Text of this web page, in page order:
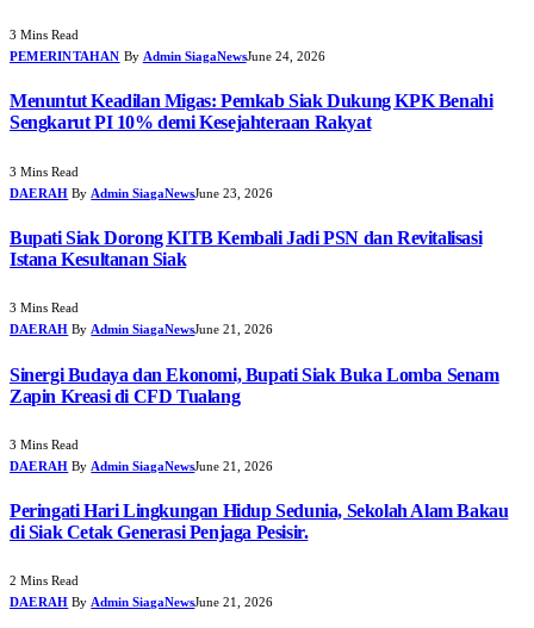
3 Mins Read
PEMERINTAHAN By Admin SiagaNewsJune 24, 2026
Menuntut Keadilan Migas: Pemkab Siak Dukung KPK Benahi
Sengkarut PI 10% demi Kesejahteraan Rakyat
3 Mins Read
DAERAH By Admin SiagaNewsJune 23, 2026
Bupati Siak Dorong KITB Kembali Jadi PSN dan Revitalisasi
Istana Kesultanan Siak
3 Mins Read
DAERAH By Admin SiagaNewsJune 21, 2026
Sinergi Budaya dan Ekonomi, Bupati Siak Buka Lomba Senam
Zapin Kreasi di CFD Tualang
3 Mins Read
DAERAH By Admin SiagaNewsJune 21, 2026
Peringati Hari Lingkungan Hidup Sedunia, Sekolah Alam Bakau
di Siak Cetak Generasi Penjaga Pesisir.
2 Mins Read
DAERAH By Admin SiagaNewsJune 21, 2026